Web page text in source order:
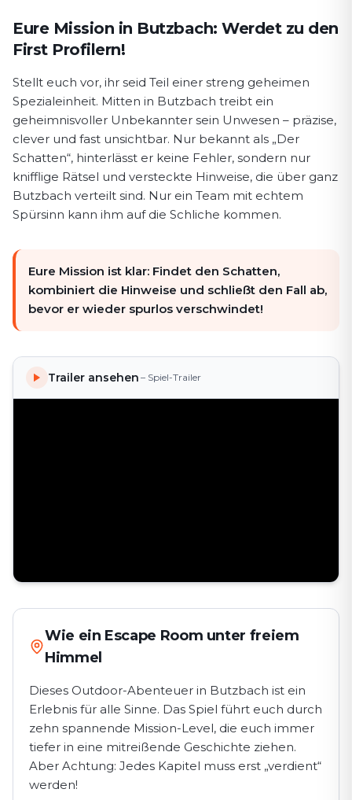
Spielbeschreibung First Profiler
Eure Mission in Butzbach: Werdet zu den
First Profilern!
Stellt euch vor, ihr seid Teil einer streng geheimen
Spezialeinheit. Mitten in Butzbach treibt ein
geheimnisvoller Unbekannter sein Unwesen – präzise,
clever und fast unsichtbar. Nur bekannt als „Der
Schatten“, hinterlässt er keine Fehler, sondern nur
knifflige Rätsel und versteckte Hinweise, die über ganz
Butzbach verteilt sind. Nur ein Team mit echtem
Spürsinn kann ihm auf die Schliche kommen.
Eure Mission ist klar: Findet den Schatten,
kombiniert die Hinweise und schließt den Fall ab,
bevor er wieder spurlos verschwindet!
Trailer ansehen – Spiel-Trailer
Wie ein Escape Room unter freiem
Himmel
Dieses Outdoor-Abenteuer in Butzbach ist ein
Erlebnis für alle Sinne. Das Spiel führt euch durch
zehn spannende Mission-Level, die euch immer
tiefer in eine mitreißende Geschichte ziehen.
Aber Achtung: Jedes Kapitel muss erst „verdient“
werden!